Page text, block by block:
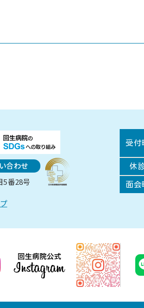
合わせ
5番28号
受付
休
面会